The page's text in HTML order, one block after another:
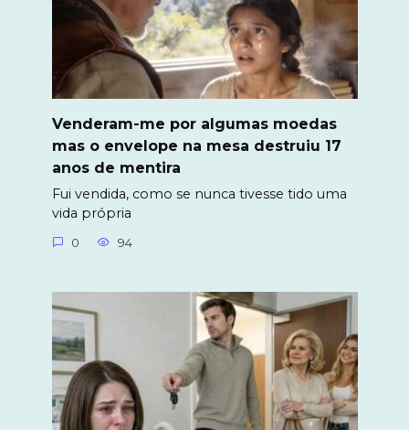
Venderam-me por algumas moedas
mas o envelope na mesa destruiu 17
anos de mentira
Fui vendida, como se nunca tivesse tido uma
vida própria
0 94